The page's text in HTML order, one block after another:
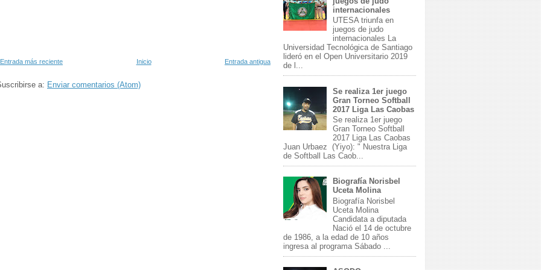
Entrada más reciente Entrada antigua
Inicio
a: Enviar comentarios (Atom)
internacionales
UTESA triunfa en
juegos de judo
internacionales La
Universidad Tecnológica de Santiago
lideró en el Open Universitario 2019
de l...
Se realiza 1er juego
Gran Torneo Softball
2017 Liga Las Caobas
Se realiza 1er juego
Gran Torneo Softball
2017 Liga Las Caobas
Juan Urbaez (Yiyo): " Nuestra Liga
de Softball Las Caob...
Biografía Norisbel
Uceta Molina
Biografía Norisbel
Uceta Molina
Candidata a diputada
Nació el 14 de octubre
de 1986, a la edad de 10 años
ingresa al programa Sábado ...